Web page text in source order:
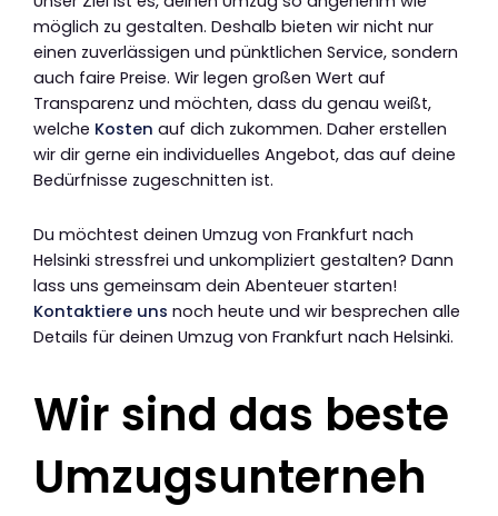
möglich zu gestalten. Deshalb bieten wir nicht nur
einen zuverlässigen und pünktlichen Service, sondern
auch faire Preise. Wir legen großen Wert auf
Transparenz und möchten, dass du genau weißt,
welche Kosten auf dich zukommen. Daher erstellen
wir dir gerne ein individuelles Angebot, das auf deine
Bedürfnisse zugeschnitten ist.
Du möchtest deinen Umzug von Frankfurt nach
Helsinki stressfrei und unkompliziert gestalten? Dann
lass uns gemeinsam dein Abenteuer starten!
Kontaktiere uns noch heute und wir besprechen alle
Details für deinen Umzug von Frankfurt nach Helsinki.
Wir sind das beste
Umzugsunterneh